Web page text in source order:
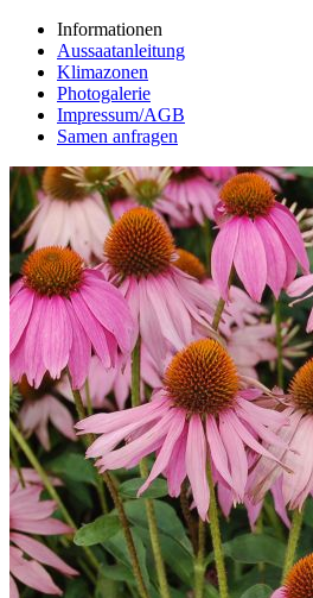
Informationen
Aussaatanleitung
Klimazonen
Photogalerie
Impressum/AGB
Samen anfragen